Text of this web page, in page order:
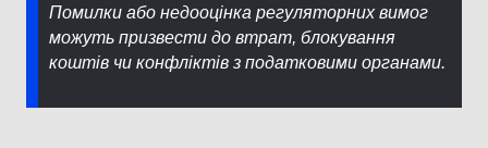
Помилки або недооцінка регуляторних вимог
можуть призвести до втрат, блокування
коштів чи конфліктів з податковими органами.